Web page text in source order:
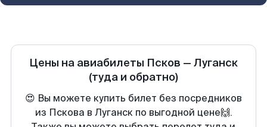
Цены на авиабилеты Псков — Луганск
(туда и обратно)
😍 Вы можете купить билет без посредников
из Пскова в Луганск по выгодной цене🙌.